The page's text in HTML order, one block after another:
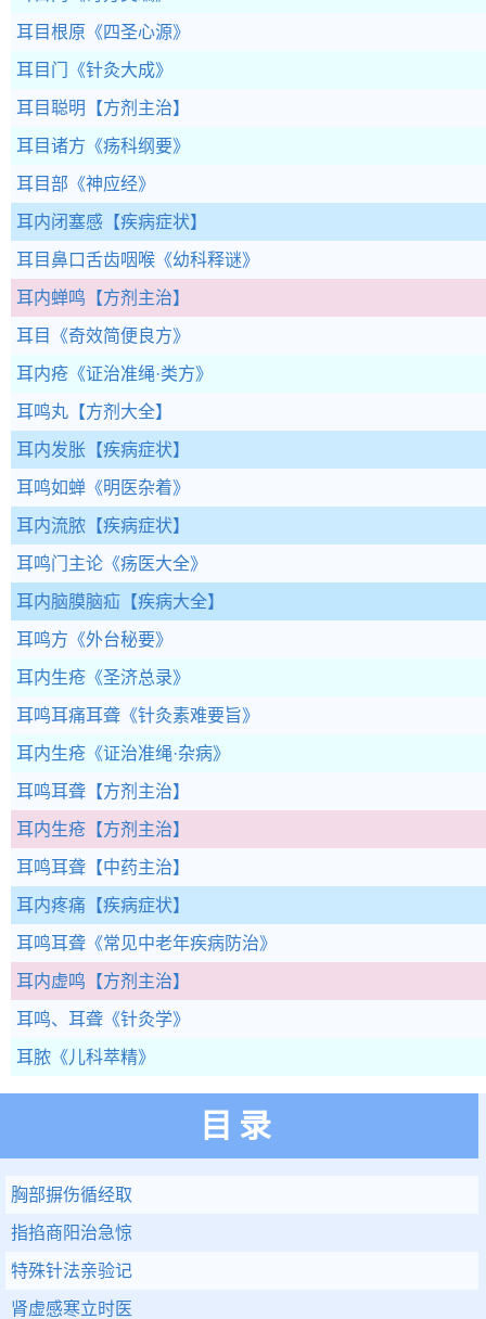
耳目根原 《四圣心源》
耳目门 《针灸大成》
耳目聪明 【方剂主治】
耳目诸方 《疡科纲要》
耳目部 《神应经》
耳内闭塞感 【疾病症状】
耳目鼻口舌齿咽喉 《幼科释谜》
耳内蝉鸣 【方剂主治】
耳目 《奇效简便良方》
耳内疮 《证治准绳·类方》
耳鸣丸 【方剂大全】
耳内发胀 【疾病症状】
耳鸣如蝉 《明医杂着》
耳内流脓 【疾病症状】
耳鸣门主论 《疡医大全》
耳内脑膜脑疝 【疾病大全】
耳鸣方 《外台秘要》
耳内生疮 《圣济总录》
耳鸣耳痛耳聋 《针灸素难要旨》
耳内生疮 《证治准绳·杂病》
耳鸣耳聋 【方剂主治】
耳内生疮 【方剂主治】
耳鸣耳聋 【中药主治】
耳内疼痛 【疾病症状】
耳鸣耳聋 《常见中老年疾病防治》
耳内虚鸣 【方剂主治】
耳鸣、耳聋 《针灸学》
耳脓 《儿科萃精》
目录
胸部摒伤循经取
指掐商阳治急惊
特殊针法亲验记
肾虚感寒立时医